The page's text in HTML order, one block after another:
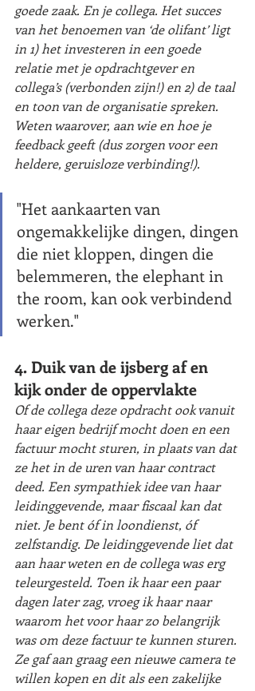
goede zaak. En je collega. Het succes
van het benoemen van ‘de olifant’ ligt
in 1) het investeren in een goede
relatie met je opdrachtgever en
collega’s (verbonden zijn!) en 2) de taal
en toon van de organisatie spreken.
Weten waarover, aan wie en hoe je
feedback geeft (dus zorgen voor een
heldere, geruisloze verbinding!).
"Het aankaarten van
ongemakkelijke dingen, dingen
die niet kloppen, dingen die
belemmeren, the elephant in
the room, kan ook verbindend
werken."
4. Duik van de ijsberg af en
kijk onder de oppervlakte
Of de collega deze opdracht ook vanuit
haar eigen bedrijf mocht doen en een
factuur mocht sturen, in plaats van dat
ze het in de uren van haar contract
deed. Een sympathiek idee van haar
leidinggevende, maar fiscaal kan dat
niet. Je bent óf in loondienst, óf
zelfstandig. De leidinggevende liet dat
aan haar weten en de collega was erg
teleurgesteld. Toen ik haar een paar
dagen later zag, vroeg ik haar naar
waarom het voor haar zo belangrijk
was om deze factuur te kunnen sturen.
Ze gaf aan graag een nieuwe camera te
willen kopen en dit als een zakelijke